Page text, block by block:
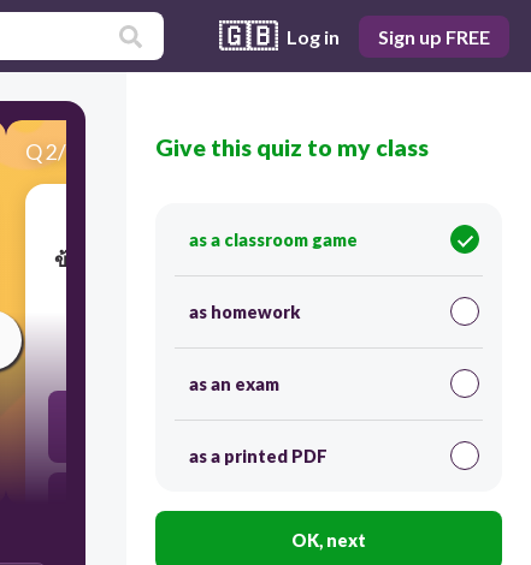
🇬🇧 Log in Sign up FREE
Q2/20 Score 0
ข้อใดคือสิ่งสำคัญที่สุดของระบอบประชาธิปไตย
60
อำนาจสูงสุดเป็นของประชาชน
เชื่อผู้นำชาติพ้นภัย
Give this quiz to my class
as a classroom game
as homework
as an exam
as a printed PDF
OK, next